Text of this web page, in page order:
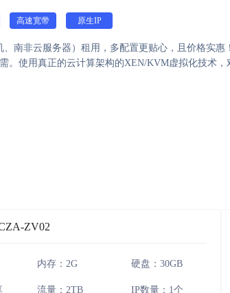
高速宽带 原生IP
南非云服务器）租用，多配置更贴心，且价格实
。使用真正的云计算架构的XEN/KVM虚拟化技术
ZV02
内存：2G 硬盘：30GB
流量：2TB IP数量：1个